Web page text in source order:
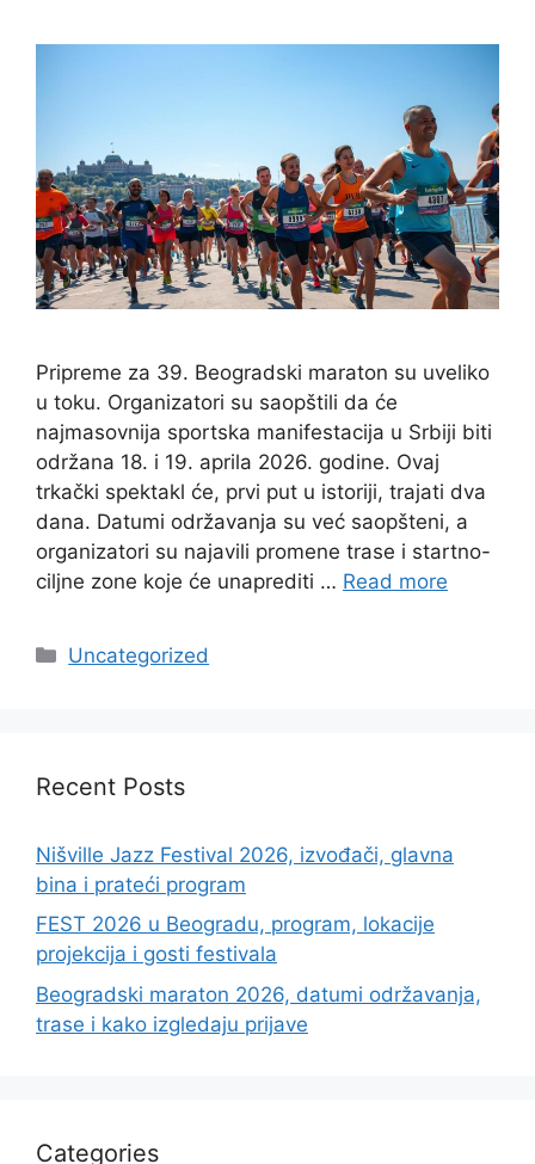
Pripreme za 39. Beogradski maraton su uveliko
u toku. Organizatori su saopštili da će
najmasovnija sportska manifestacija u Srbiji biti
održana 18. i 19. aprila 2026. godine. Ovaj
trkački spektakl će, prvi put u istoriji, trajati dva
dana. Datumi održavanja su već saopšteni, a
organizatori su najavili promene trase i startno-
ciljne zone koje će unaprediti … Read more
Categories
Uncategorized
Recent Posts
Nišville Jazz Festival 2026, izvođači, glavna
bina i prateći program
FEST 2026 u Beogradu, program, lokacije
projekcija i gosti festivala
Beogradski maraton 2026, datumi održavanja,
trase i kako izgledaju prijave
Categories